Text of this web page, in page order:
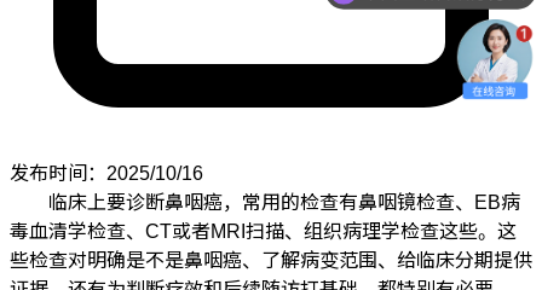
发布时间：2025/10/16
临床上要诊断鼻咽癌，常用的检查有鼻咽镜检查、EB病
毒血清学检查、CT或者MRI扫描、组织病理学检查这些。这
些检查对明确是不是鼻咽癌、了解病变范围、给临床分期提供
化疗还要继续吗